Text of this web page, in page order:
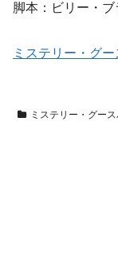
脚本：ビリー・
ミステリー・グ
ミステリー・グー